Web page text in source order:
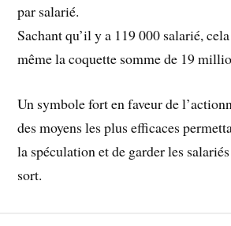
par salarié.
Sachant qu’il y a 119 000 salarié,
même la coquette somme de 19
Un symbole fort en faveur de
des moyens les plus efficaces
la spéculation et de garder les
sort.